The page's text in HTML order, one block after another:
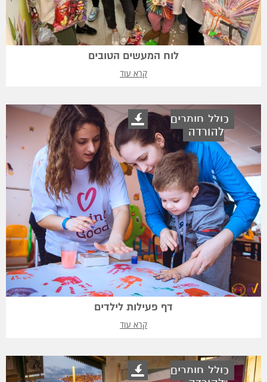
לוח המעשים הטובים
קרא עוד
כולל חומרים
להורדה
דף פעילות לילדים
קרא עוד
כולל חומרים